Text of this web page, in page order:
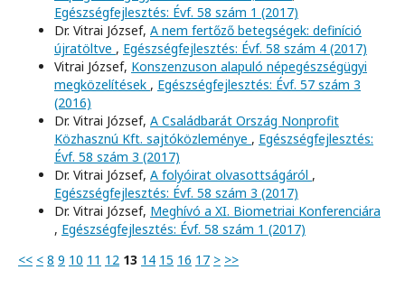
Egészségfejlesztés: Évf. 58 szám 1 (2017)
Dr. Vitrai József, A nem fertőző betegségek: definíció
újratöltve , Egészségfejlesztés: Évf. 58 szám 4 (2017)
Vitrai József, Konszenzuson alapuló népegészségügyi
megközelítések , Egészségfejlesztés: Évf. 57 szám 3
(2016)
Dr. Vitrai József, A Családbarát Ország Nonprofit
Közhasznú Kft. sajtóközleménye , Egészségfejlesztés:
Évf. 58 szám 3 (2017)
Dr. Vitrai József, A folyóirat olvasottságáról ,
Egészségfejlesztés: Évf. 58 szám 3 (2017)
Dr. Vitrai József, Meghívó a XI. Biometriai Konferenciára
, Egészségfejlesztés: Évf. 58 szám 1 (2017)
<< < 8 9 10 11 12 13 14 15 16 17 > >>